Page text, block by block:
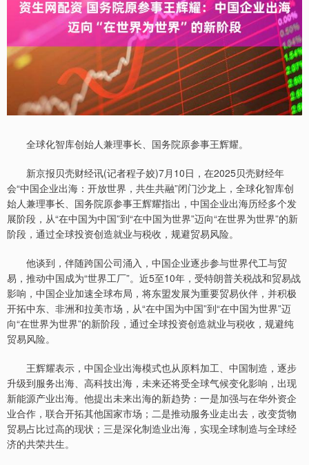
全球化智库创始人兼理事长、国务院原参事王辉耀。
新京报贝壳财经讯(记者程子姣)7月10日，在2025贝壳财经年
会“中国企业出海：开放世界，共生共融”闭门沙龙上，全球化智库创
始人兼理事长、国务院原参事王辉耀指出，中国企业出海历经多个发
展阶段，从“在中国为中国”到“在中国为世界”迈向“在世界为世界”的新
阶段，通过全球投资创造就业与税收，规避贸易风险。
他谈到，伴随跨国公司涌入，中国企业逐步参与世界代工与贸
易，推动中国成为“世界工厂”。近5至10年，受特朗普关税战和贸易战
影响，中国企业加速全球布局，将东盟发展为重要贸易伙伴，并积极
开拓中东、非洲和拉美市场，从“在中国为中国”到“在中国为世界”迈
向“在世界为世界”的新阶段，通过全球投资创造就业与税收，规避纯
贸易风险。
王辉耀表示，中国企业出海模式也从原料加工、中国制造，逐步
升级到服务出海、高科技出海，未来还将受全球气候变化影响，出现
新能源产业出海。他提出未来出海的新趋势：一是加强与在华外资企
业合作，联合开拓其他国家市场；二是推动服务业走出去，改变货物
贸易占比过高的现状；三是深化制造业出海，实现全球制造与全球经
济的共荣共生。